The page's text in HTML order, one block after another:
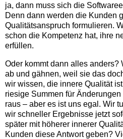
ja, dann muss sich die
Denn dann werden die Kunden
Qualitätsanspruch formulieren.
schon die Kompetenz hat, ihre
erfüllen.
Oder kommt dann alles anders?
ab und gähnen, weil sie das
wir wissen, die innere Qualität
riesige Summen für
raus – aber es ist uns egal. Wir
wir schneller Ergebnisse jetzt
später mit höherer innerer
Kunden diese Antwort geben?